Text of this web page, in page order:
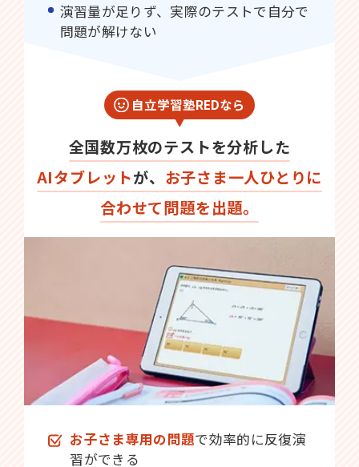
演習量が足りず、実際のテストで自分で
問題が解けない
自立学習塾REDなら
全国数万枚のテストを分析した
AIタブレットが、 お子さま一人ひとりに
合わせて問題を出題。
お子さま専用の問題で効率的に反復演
習ができる